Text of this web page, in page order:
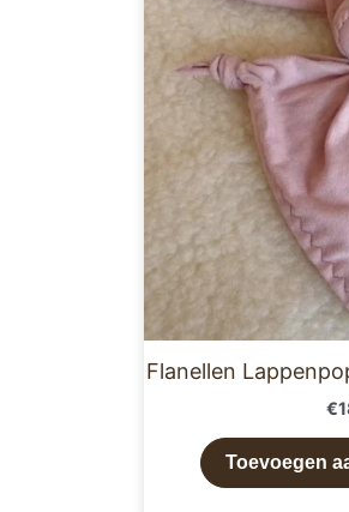
Flanellen
€
Toevoegen